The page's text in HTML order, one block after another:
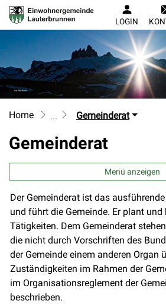
zur Startseite
Direkt zur Hauptnavigation
Direkt zum Inhalt
Direkt zur Suche
Direkt zum Stichwortverzeichnis
LOGIN
Home Gemeinderat
Gemeinderat
Menü anzeigen
Der Gemeinderat ist das
und führt die Gemeinde. Er plant
Tätigkeiten. Dem Gemeinderat
die nicht durch Vorschriften des
der Gemeinde einem anderen Organ
Zuständigkeiten im Rahmen der
im Organisationsreglement der
beschrieben.